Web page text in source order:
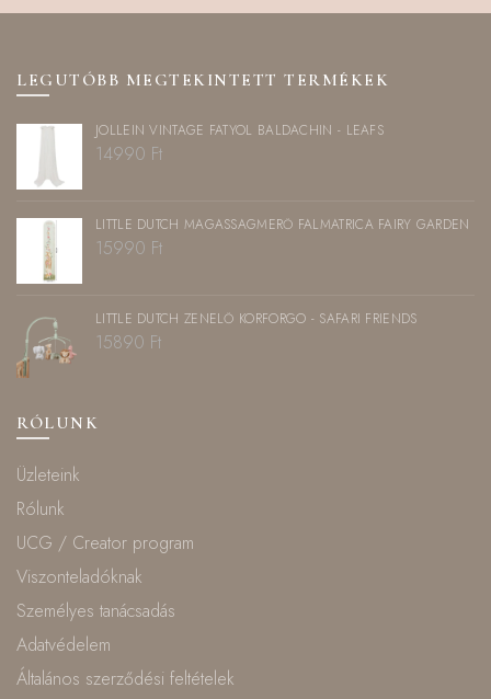
LEGUTÓBB MEGTEKINTETT TERMÉKEK
JOLLEIN VINTAGE FÁTYOL BALDACHIN - LEAFS
14990 Ft
LITTLE DUTCH MAGASSÁGMÉRŐ FALMATRICA FAIRY GARDEN
15990 Ft
LITTLE DUTCH ZENÉLŐ KÖRFORGÓ - SAFARI FRIENDS
15890 Ft
RÓLUNK
Üzleteink
Rólunk
UCG / Creator program
Viszonteladóknak
Személyes tanácsadás
Adatvédelem
Általános szerződési feltételek